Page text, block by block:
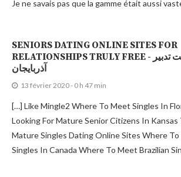
Je ne savais pas que la gamme était aussi
SENIORS DATING ONLINE SITES FOR
RELATIONSHIPS TRULY FREE - ماشین صنعت تدبیر
آذربایجان
13 février 2020 - 0 h 47 min
[…] Like Mingle2 Where To Meet Singles In
Looking For Mature Senior Citizens In
Mature Singles Dating Online Sites Where
Singles In Canada Where To Meet Brazilian